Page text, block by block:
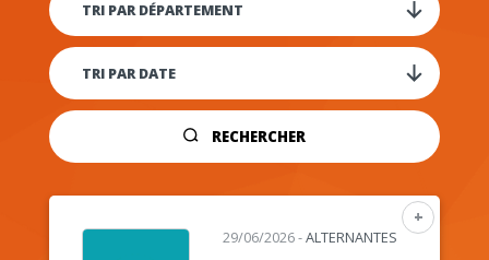
RECHERCHER
+
29/06/2026-ALTERNANTES